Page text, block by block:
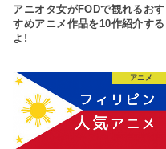
アニオタ女がFODで観れるおす
すめアニメ作品を10作紹介する
よ!
アニメ